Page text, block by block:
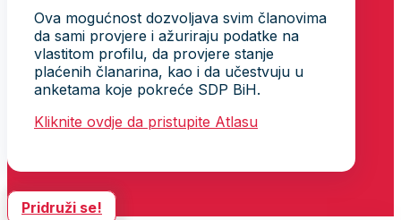
Ova mogućnost dozvoljava svim članovima
da sami provjere i ažuriraju podatke na
vlastitom profilu, da provjere stanje
plaćenih članarina, kao i da učestvuju u
anketama koje pokreće SDP BiH.
Kliknite ovdje da pristupite Atlasu
Pridruži se!